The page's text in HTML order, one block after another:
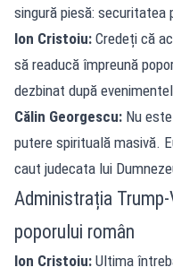
singură piesă: securitatea
Ion Cristoiu: Credeți că
să readucă împreună
dezbinat după
Călin Georgescu: Nu
putere spirituală masivă.
caut judecata lui
Administrația
poporului român
Ion Cristoiu: Ultima